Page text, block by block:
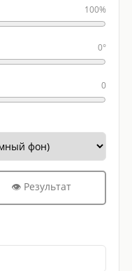
100%
0°
0
👁 Результат